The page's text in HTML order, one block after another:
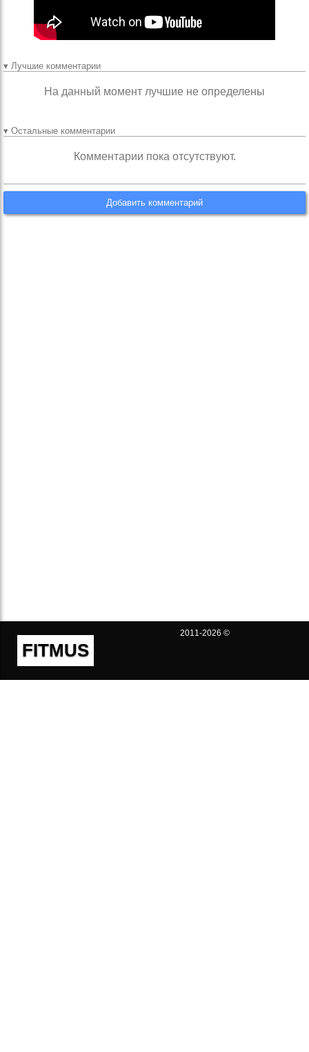
▾ Лучшие комментарии
На данный момент лучшие не определены
▾ Остальные комментарии
Комментарии пока отсутствуют.
Добавить комментарий
FITMUS
2011-2026 ©